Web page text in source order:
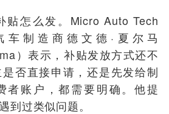
贴怎么发。Micro Auto Tech
车制造商德文德·夏尔马
）表示，补贴发放方式还不
否直接申请，还是先发给制
者账户，都需要明确。他提
到过类似问题。